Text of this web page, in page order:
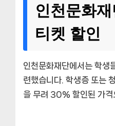
인천문화
티켓 할인
인천문화재단에서는 학생
련했습니다. 학생증 또는
을 무려 30% 할인된 가격